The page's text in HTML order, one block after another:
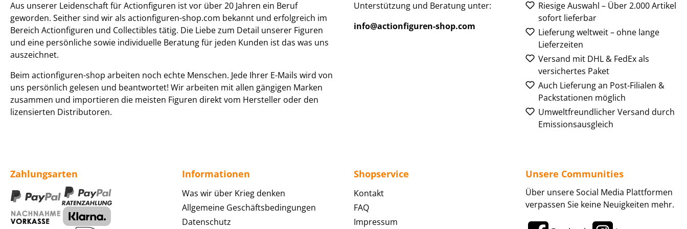
Aus unserer Leidenschaft für Actionfiguren ist vor über 20 Jahren ein Beruf
geworden. Seither sind wir als actionfiguren-shop.com bekannt und erfolgreich im
Bereich Actionfiguren und Collectibles tätig. Die Liebe zum Detail unserer Figuren
und eine persönliche sowie individuelle Beratung für jeden Kunden ist das was uns
auszeichnet.
Beim actionfiguren-shop arbeiten noch echte Menschen. Jede Ihrer E-Mails wird von
uns persönlich gelesen und beantwortet! Wir arbeiten mit allen gängigen Marken
zusammen und importieren die meisten Figuren direkt vom Hersteller oder den
lizensierten Distributoren.
Unterstützung und Beratung unter:
info@actionfiguren-shop.com
Riesige Auswahl – Über 2.000 Artikel
sofort lieferbar
Lieferung weltweit – ohne lange
Lieferzeiten
Versand mit DHL & FedEx als
versichertes Paket
Auch Lieferung an Post-Filialen &
Packstationen möglich
Umweltfreundlicher Versand durch
Emissionsausgleich
Zahlungsarten Informationen
Was wir über Krieg denken
Allgemeine Geschäftsbedingungen
Datenschutz
Shopservice
Kontakt
FAQ
Impressum
Unsere Communities
Über unsere Social Media Plattformen
verpassen Sie keine Neuigkeiten mehr.